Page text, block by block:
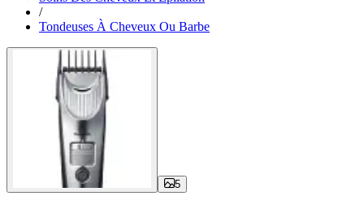
/
Tondeuses À Cheveux Ou Barbe
5